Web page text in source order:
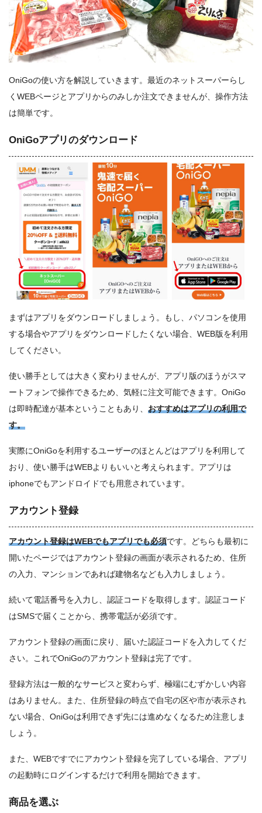
OniGoの使い方を解説していきます。最近のネットスーパーらし
くWEBページとアプリからのみしか注文できませんが、操作方法
は簡単です。
OniGoアプリのダウンロード
まずはアプリをダウンロードしましょう。もし、パソコンを使用
する場合やアプリをダウンロードしたくない場合、WEB版を利用
してください。
使い勝手としては大きく変わりませんが、アプリ版のほうがスマ
ートフォンで操作できるため、気軽に注文可能できます。OniGo
は即時配達が基本ということもあり、 おすすめはアプリの利用で
す。
実際にOniGoを利用するユーザーのほとんどはアプリを利用して
おり、使い勝手はWEBよりもいいと考えられます。アプリは
iphoneでもアンドロイドでも用意されています。
アカウント登録
アカウント登録はWEBでもアプリでも必須です。どちらも最初に
開いたページではアカウント登録の画面が表示されるため、住所
の入力、マンションであれば建物名なども入力しましょう。
続いて電話番号を入力し、認証コードを取得します。認証コード
はSMSで届くことから、携帯電話が必須です。
アカウント登録の画面に戻り、届いた認証コードを入力してくだ
さい。これでOniGoのアカウント登録は完了です。
登録方法は一般的なサービスと変わらず、極端にむずかしい内容
はありません。また、住所登録の時点で自宅の区や市が表示され
ない場合、OniGoは利用できず先には進めなくなるため注意しま
しょう。
また、WEBですでにアカウント登録を完了している場合、アプリ
の起動時にログインするだけで利用を開始できます。
商品を選ぶ